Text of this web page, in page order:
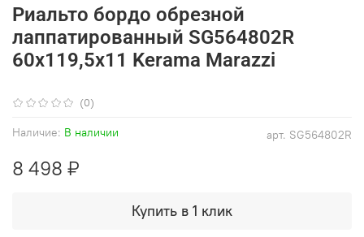
(0)
арт. SG564802R
Наличие: В наличии
Риальто бордо обрезной
лаппатированный SG564802R
60x119,5x11 Kerama Marazzi
8 498 ₽
Купить в 1 клик